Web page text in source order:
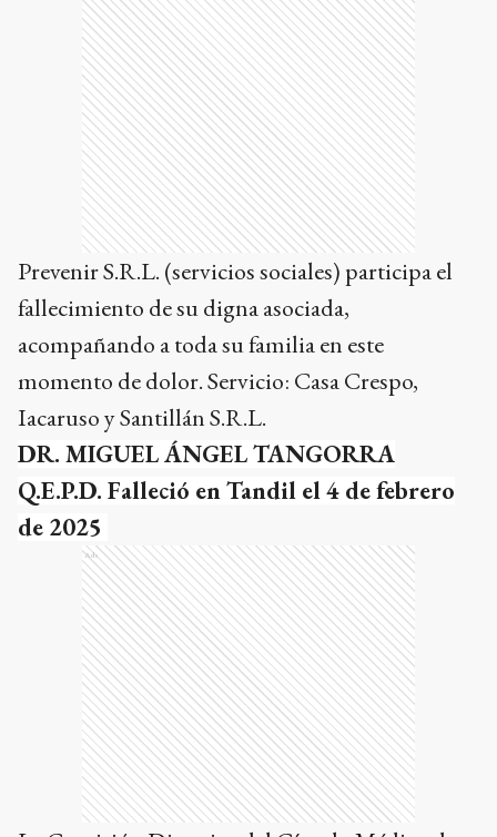
Prevenir S.R.L. (servicios sociales) participa el
fallecimiento de su digna asociada,
acompañando a toda su familia en este
momento de dolor. Servicio: Casa Crespo,
Iacaruso y Santillán S.R.L.
DR. MIGUEL ÁNGEL TANGORRA
Q.E.P.D. Falleció en Tandil el 4 de febrero
de 2025
Ads